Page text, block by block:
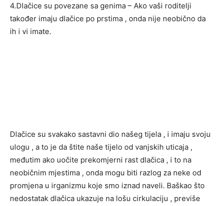
4.Dlačice su povezane sa genima – Ako vaši roditelji
također imaju dlačice po prstima , onda nije neobično da
ih i vi imate.
Dlačice su svakako sastavni dio našeg tijela , i imaju svoju
ulogu , a to je da štite naše tijelo od vanjskih uticaja ,
međutim ako uočite prekomjerni rast dlačica , i to na
neobičnim mjestima , onda mogu biti razlog za neke od
promjena u irganizmu koje smo iznad naveli. Baškao što
nedostatak dlačica ukazuje na lošu cirkulaciju , previše